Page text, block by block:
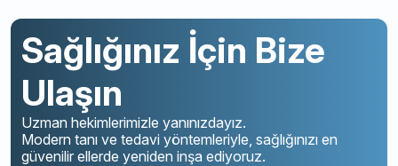
Sağlığınız İçin Bize
Ulaşın
Uzman hekimlerimizle yanınızdayız.
Modern tanı ve tedavi yöntemleriyle, sağlığınızı en
güvenilir ellerde yeniden inşa ediyoruz.